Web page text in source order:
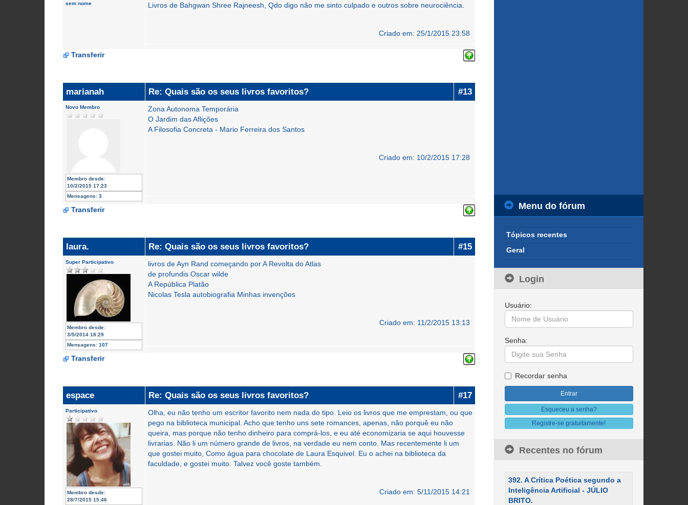
sem nome Livros de Bahgwan Shree Rajneesh, Qdo digo não me sinto culpado e outros sobre neurociência.
Criado em: 25/1/2015 23:58
Transferir
marianah Re: Quais são os seus livros favoritos? #13
Novo Membro
Membro desde:
10/2/2015 17:23
Mensagens: 3
Zona Autonoma Temporária
O Jardim das Aflições
A Filosofia Concreta - Mario Ferreira dos Santos
Criado em: 10/2/2015 17:28
Transferir
laura. Re: Quais são os seus livros favoritos? #15
Super Participativo
Membro desde:
3/5/2014 18:29
Mensagens: 107
livros de Ayn Rand começando por A Revolta do Atlas
de profundis Oscar wilde
A República Platão
Nicolas Tesla autobiografia Minhas invenções
Criado em: 11/2/2015 13:13
Transferir
espace Re: Quais são os seus livros favoritos? #17
Participativo
Membro desde:
28/7/2015 15:46
Olha, eu não tenho um escritor favorito nem nada do tipo. Leio os livros que me emprestam, ou que
pego na biblioteca municipal. Acho que tenho uns sete romances, apenas, não porquê eu não
queira, mas porque não tenho dinheiro para comprá-los, e eu até economizaria se aqui houvesse
livrarias. Não li um número grande de livros, na verdade eu nem conto. Mas recentemente li um
que gostei muito, Como água para chocolate de Laura Esquivel. Eu o achei na biblioteca da
faculdade, e gostei muito. Talvez você goste também.
Criado em: 5/11/2015 14:21
Menu do fórum
Tópicos recentes
Geral
Login
Usuário:
Senha:
Recordar senha
Esqueceu a senha?
Registre-se gratuitamente!
Recentes no fórum
392. A Crítica Poética segundo a
Inteligência Artificial - JÚLIO
BRITO.